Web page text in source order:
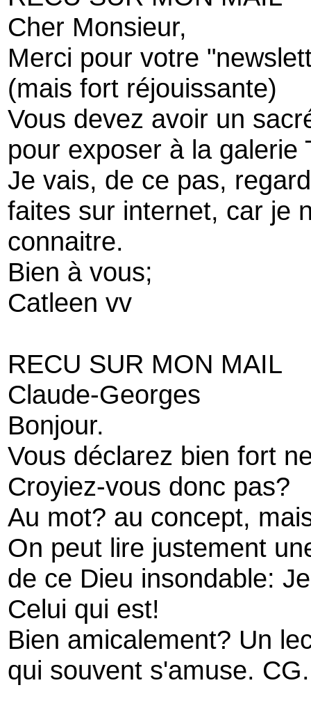
Cher Monsieur,
Merci pour votre
(mais fort réjouissante)
Vous devez avoir un
pour exposer à la galerie
Je vais, de ce pas,
faites sur internet, car je
connaitre.
Bien à vous;
Catleen vv
RECU SUR MON MAIL
Claude-Georges
Bonjour.
Vous déclarez bien fort
Croyiez-vous donc pas?
Au mot? au concept,
On peut lire justement
de ce Dieu insondable:
Celui qui est!
Bien amicalement? Un
qui souvent s'amuse.